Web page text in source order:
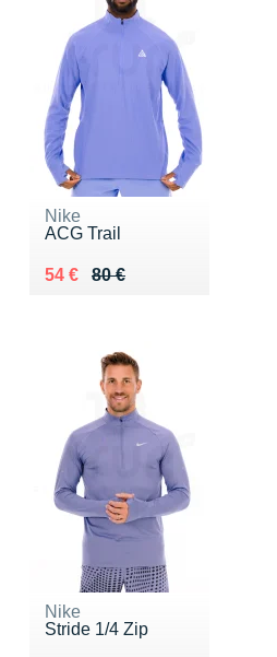
Nike
ACG Trail
80 €
Au lieu de 80 €
54 €
Vendu 54 €
Nike
Stride 1/4 Zip